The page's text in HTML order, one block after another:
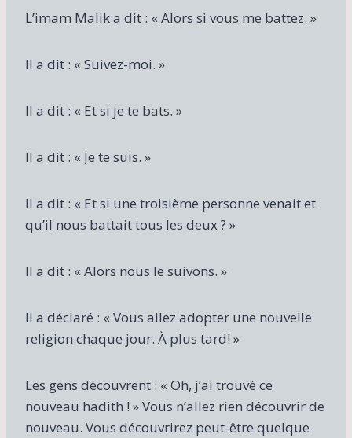
L’imam Malik a dit : « Alors si vous me battez. »
Il a dit : « Suivez-moi. »
Il a dit : « Et si je te bats. »
Il a dit : « Je te suis. »
Il a dit : « Et si une troisième personne venait et
qu’il nous battait tous les deux ? »
Il a dit : « Alors nous le suivons. »
Il a déclaré : « Vous allez adopter une nouvelle
religion chaque jour. À plus tard! »
Les gens découvrent : « Oh, j’ai trouvé ce
nouveau hadith ! » Vous n’allez rien découvrir de
nouveau. Vous découvrirez peut-être quelque